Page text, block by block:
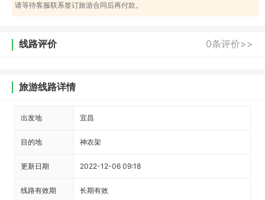
请等待客服联系签订旅游合同后再付款。
线路评价 0条评价>>
旅游线路详情
出发地 宜昌
目的地 神农架
更新日期 2022-12-06 09:18
线路有效期 长期有效